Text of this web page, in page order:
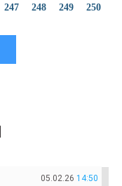
247 248 249
250
05.02.26 14:50